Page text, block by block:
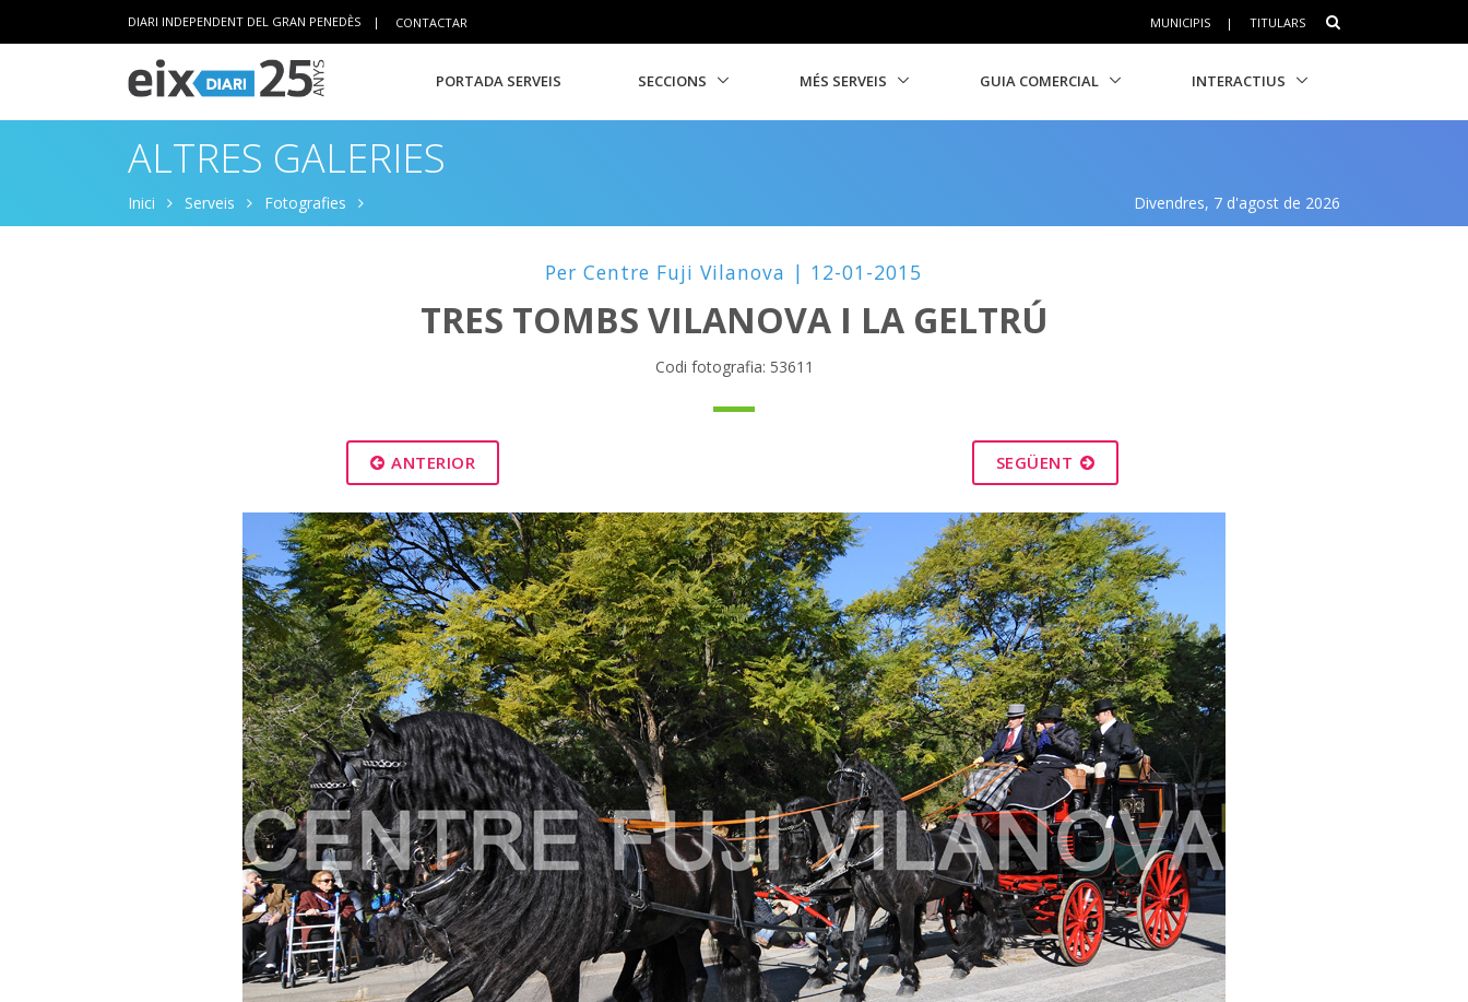
DIARI INDEPENDENT DEL GRAN PENEDÈS | CONTACTAR MUNICIPIS | TITULARS
PORTADA SERVEIS SECCIONS MÉS SERVEIS GUIA COMERCIAL INTERACTIUS
ALTRES GALERIES
Inici Serveis Fotografies Divendres, 7 d'agost de 2026
Per Centre Fuji Vilanova | 12-01-2015
TRES TOMBS VILANOVA I LA GELTRÚ
Codi fotografia: 53611
ANTERIOR SEGÜENT